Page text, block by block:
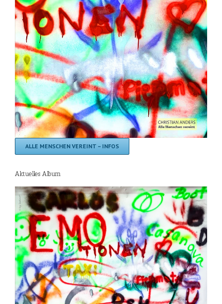
ALLE MENSCHEN VEREINT – INFOS
Aktuelles Album